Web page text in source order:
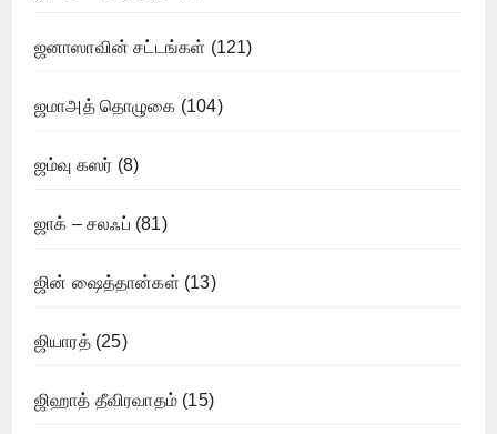
ஜனாஸாவின் சட்டங்கள் (121)
ஜமாஅத் தொழுகை (104)
ஜம்வு கஸர் (8)
ஜாக் – சலஃப் (81)
ஜின் ஷைத்தான்கள் (13)
ஜியாரத்(25)
ஜிஹாத் தீவிரவாதம் (15)